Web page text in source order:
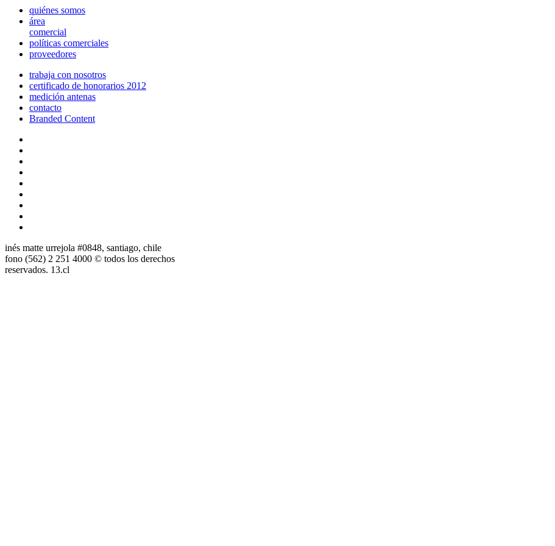
quiénes somos
área
comercial
políticas comerciales
proveedores
trabaja con nosotros
certificado de honorarios 2012
medición antenas
contacto
Branded Content
inés matte urrejola #0848, santiago, chile
fono (562) 2 251 4000 © todos los derechos
reservados. 13.cl